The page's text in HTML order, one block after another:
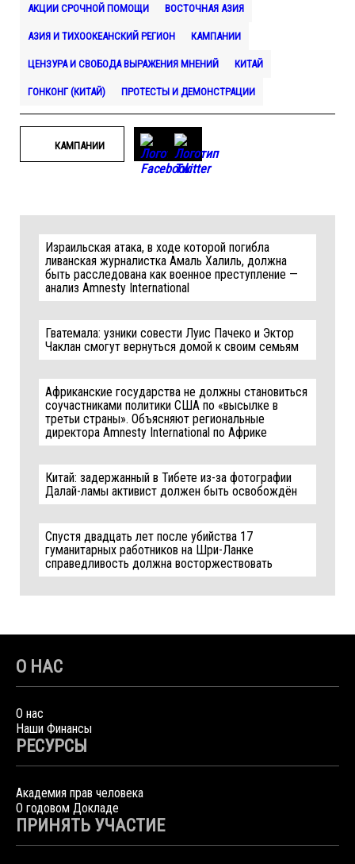
АКЦИИ СРОЧНОЙ ПОМОЩИ ВОСТОЧНАЯ АЗИЯ
АЗИЯ И ТИХООКЕАНСКИЙ РЕГИОН КАМПАНИИ
ЦЕНЗУРА И СВОБОДА ВЫРАЖЕНИЯ МНЕНИЙ КИТАЙ
ГОНКОНГ (КИТАЙ) ПРОТЕСТЫ И ДЕМОНСТРАЦИИ
КАМПАНИИ
Израильская атака, в ходе которой погибла
ливанская журналистка Амаль Халиль, должна
быть расследована как военное преступление —
анализ Amnesty International
Гватемала: узники совести Луис Пачеко и Эктор
Чаклан смогут вернуться домой к своим семьям
Африканские государства не должны становиться
соучастниками политики США по «высылке в
третьи страны». Объясняют региональные
директора Amnesty International по Африке
Китай: задержанный в Тибете из-за фотографии
Далай-ламы активист должен быть освобождён
Спустя двадцать лет после убийства 17
гуманитарных работников на Шри-Ланке
справедливость должна восторжествовать
О НАС
О нас
Наши Финансы
РЕСУРСЫ
Академия прав человека
О годовом Докладе
ПРИНЯТЬ УЧАСТИЕ